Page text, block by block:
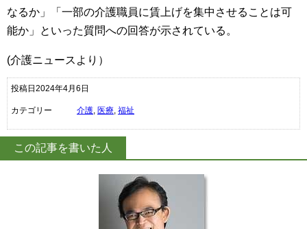
なるか」「一部の介護職員に賃上げを集中させることは可
能か」といった質問への回答が示されている。
(介護ニュースより）
投稿日2024年4月6日
カテゴリー 介護, 医療, 福祉
この記事を書いた人